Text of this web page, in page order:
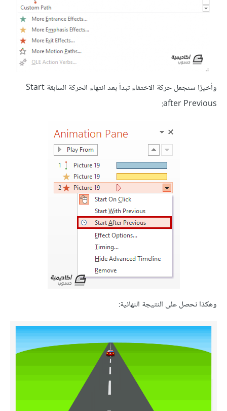
وأخيرًا سنجعل حركة الاختفاء تبدأ بعد انتهاء الحركة السابقة Start
after Previous:
وهكذا نحصل على النتيجة النهائية: